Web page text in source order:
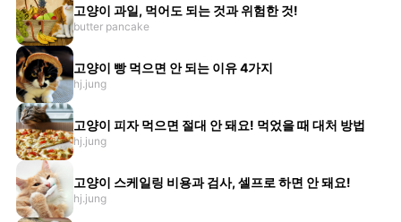
고양이 과일, 먹어도 되는 것과 위험한 것!
butter pancake
고양이 빵 먹으면 안 되는 이유 4가지
hj.jung
고양이 피자 먹으면 절대 안 돼요! 먹었을 때 대처 방법
hj.jung
고양이 스케일링 비용과 검사, 셀프로 하면 안 돼요!
hj.jung